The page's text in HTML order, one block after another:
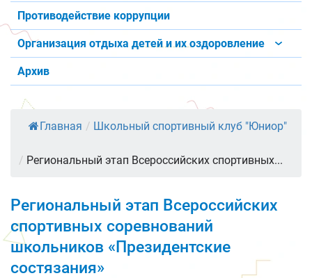
Противодействие коррупции
Организация отдыха детей и их оздоровление
Архив
Главная / Школьный спортивный клуб "Юниор"
/ Региональный этап Всероссийских спортивных...
Региональный этап Всероссийских
спортивных соревнований
школьников «Президентские
состязания»